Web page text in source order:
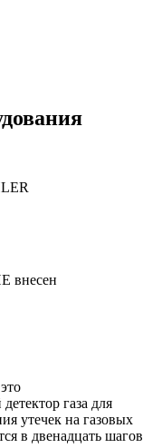
внесен
газа для
утечек на газовых
в двенадцать шагов